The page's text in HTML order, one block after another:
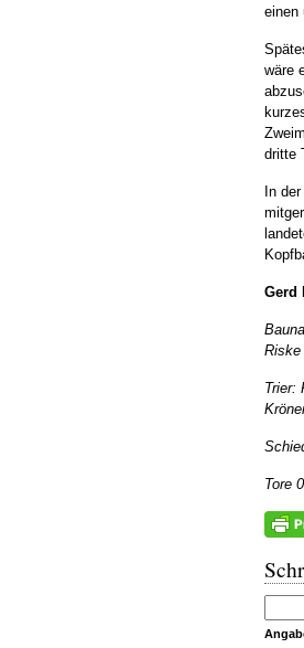
einen
wäre
dritte
In
Gerd
Riske
Trier:
Tore